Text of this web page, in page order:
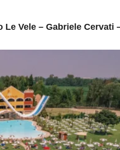
Vele – Gabriele Cervati